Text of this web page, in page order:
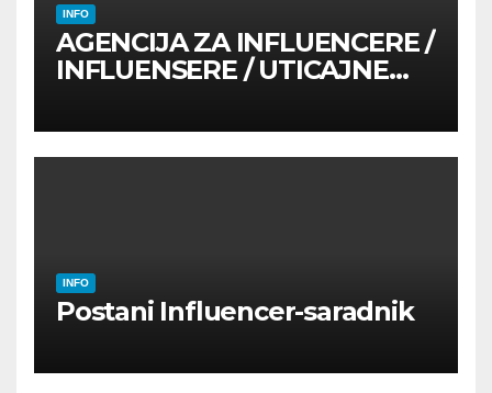
INFO
AGENCIJA ZA INFLUENCERE /
INFLUENSERE / UTICAJNE
INFO
Postani Influencer-saradnik